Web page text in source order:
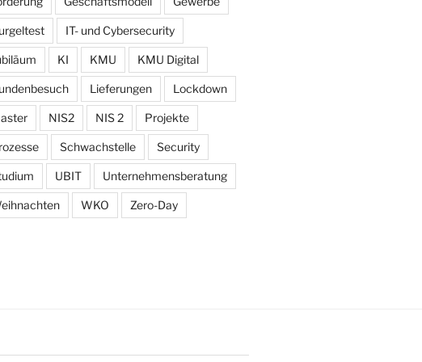
IT- und Cybersecurity
KI KMU KMU Digital
Lieferungen Lockdown
NIS2 NIS 2 Projekte
Schwachstelle Security
UBIT Unternehmensberatung
WKO Zero-Day